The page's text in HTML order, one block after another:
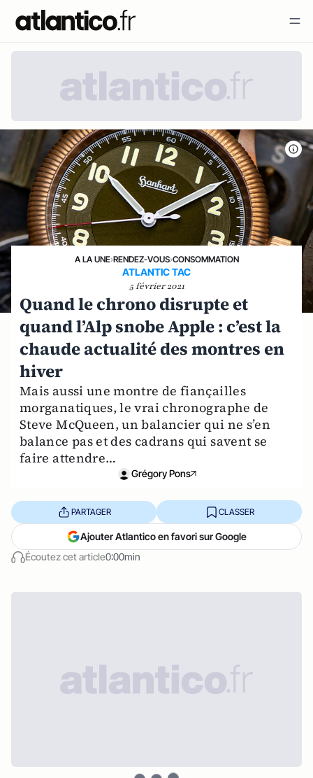
A LA UNE›RENDEZ-VOUS›CONSOMMATION
ATLANTIC TAC
5 février 2021
Quand le chrono disrupte et
quand l’Alp snobe Apple : c’est la
chaude actualité des montres en
hiver
Mais aussi une montre de fiançailles
morganatiques, le vrai chronographe de
Steve McQueen, un balancier qui ne s’en
balance pas et des cadrans qui savent se
faire attendre…
Grégory Pons
Écoutez cet article0:00min
PARTAGER CLASSER
Ajouter Atlantico en favori sur Google